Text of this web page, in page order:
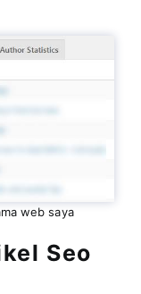
web saya
Seo